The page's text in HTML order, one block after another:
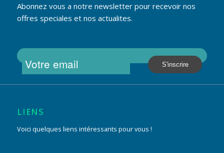
Abonnez vous a notre newsletter pour recevoir nos
offres speciales et nos actualites.
LIENS
Voici quelques liens intéressants pour vous !